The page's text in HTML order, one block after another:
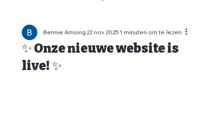
✨ Onze nieuwe website is
live! ✨
Bennie Amsing22 nov 20251 minuten om te lezen